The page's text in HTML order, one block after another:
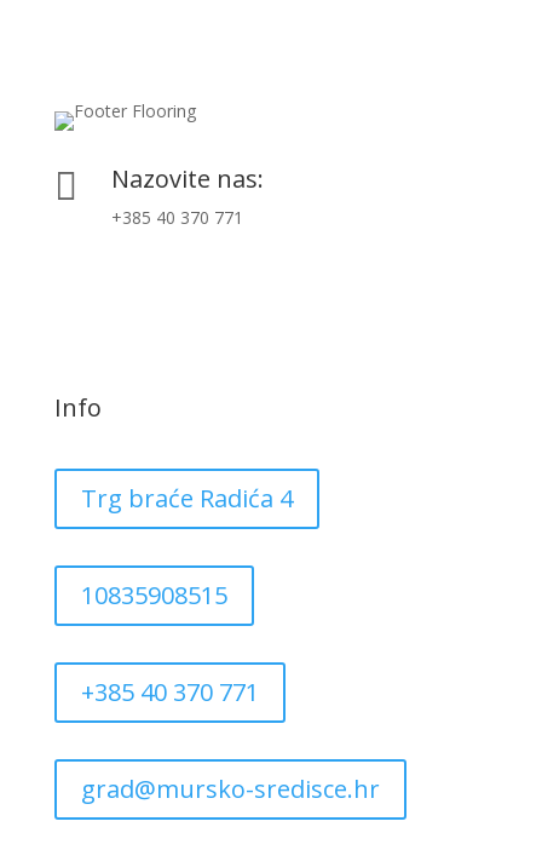
 Nazovite nas:
+385 40 370 771
Info
Trg braće Radića 4
10835908515
+385 40 370 771
grad@mursko-sredisce.hr